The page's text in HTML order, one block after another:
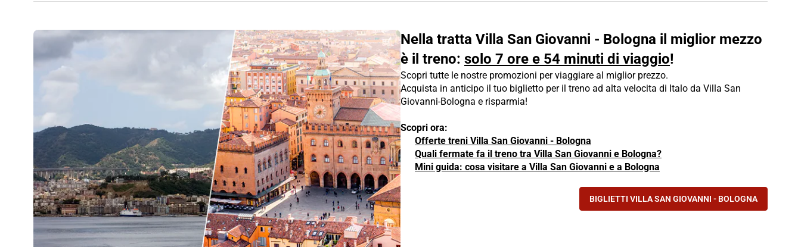
Nella tratta Villa San Giovanni - Bologna il miglior mezzo
è il treno: solo 7 ore e 54 minuti di viaggio!
Scopri tutte le nostre promozioni per viaggiare al miglior prezzo.
Acquista in anticipo il tuo biglietto per il treno ad alta velocita di Italo da Villa San
Giovanni-Bologna e risparmia!
Scopri ora:
Offerte treni Villa San Giovanni - Bologna
Quali fermate fa il treno tra Villa San Giovanni e Bologna?
Mini guida: cosa visitare a Villa San Giovanni e a Bologna
BIGLIETTI VILLA SAN GIOVANNI - BOLOGNA